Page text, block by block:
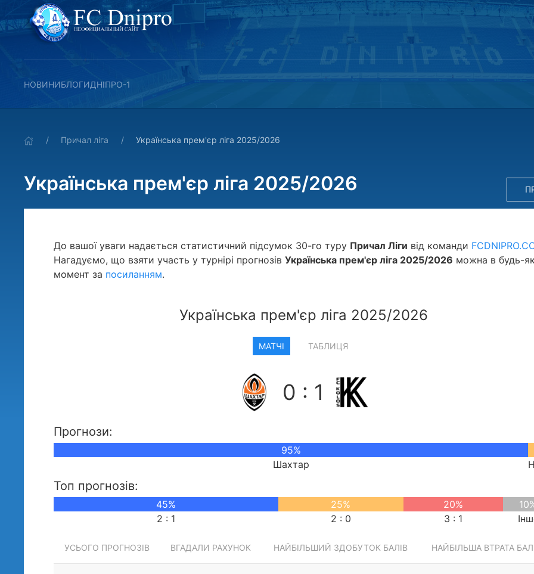
НОВИНИБЛОГИДНІПРО-1
Причал ліга Українська прем'єр ліга 2025/2026
Українська прем'єр ліга 2025/2026
До вашої уваги надається статистичний підсумок 30-го туру Причал Ліги від команди
Нагадуємо, що взяти участь у турнірі прогнозів Українська прем'єр ліга 2025/2026 можна в будь-
момент за посиланням.
Українська прем'єр ліга 2025/2026
МАТЧІ ТАБЛИЦЯ
0 : 1
Прогнози:
95%
Шахтар
Топ прогнозів:
45% 25% 20%
2 : 1
2 : 0 3 : 1
УСЬОГО ПРОГНОЗІВ ВГАДАЛИ РАХУНОК НАЙБІЛЬШИЙ ЗДОБУТОК БАЛІВ НАЙБІЛЬША ВТРАТА